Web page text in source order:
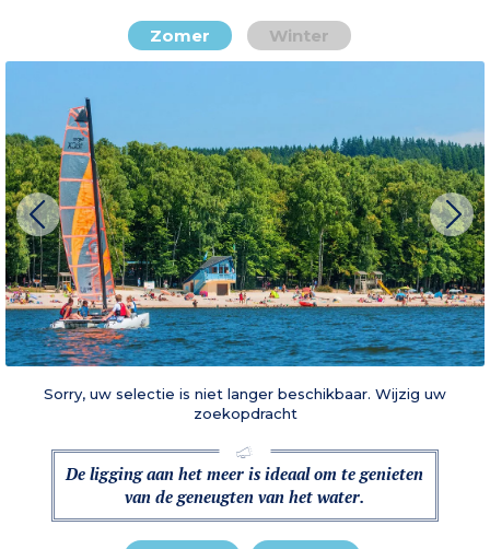
Zomer Winter
Sorry, uw selectie is niet langer beschikbaar. Wijzig uw
zoekopdracht
De ligging aan het meer is ideaal om te genieten
van de geneugten van het water.